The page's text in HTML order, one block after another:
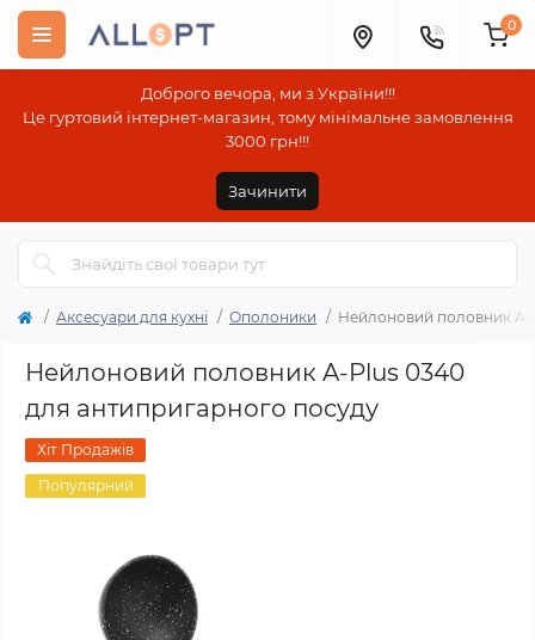
Доброго вечора, ми з України!!!
Це гуртовий інтернет-магазин, тому мінімальне замовлення
3000 грн!!!
Зачинити
0
Аксесуари для кухні Ополоники Нейлоновий половник A-
Нейлоновий половник A-Plus 0340
для антипригарного посуду
Хіт Продажів
Популярний